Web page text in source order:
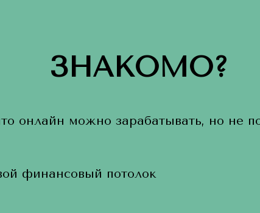
ЗНАКОМО?
онлайн можно зарабатывать, но не
финансовый потолок